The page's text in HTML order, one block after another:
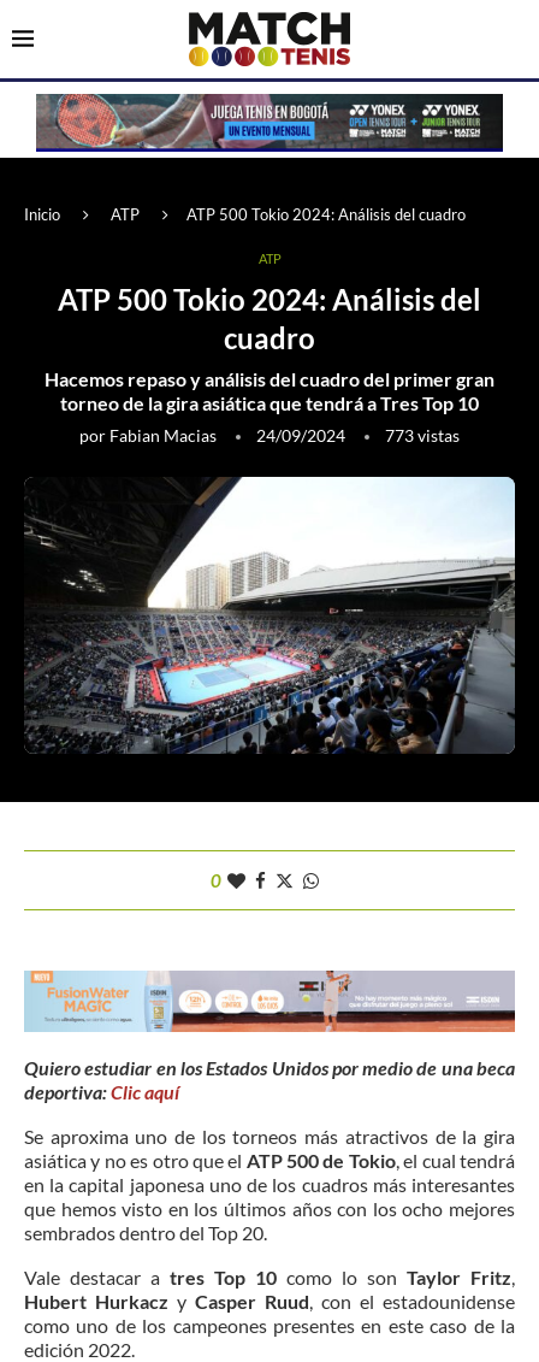
Inicio ATP ATP 500 Tokio 2024: Análisis del cuadro
ATP
ATP 500 Tokio 2024: Análisis del
cuadro
Hacemos repaso y análisis del cuadro del primer gran
torneo de la gira asiática que tendrá a Tres Top 10
por Fabian Macias 24/09/2024 773vistas
0
Quiero estudiar en los Estados Unidos por medio de una beca
deportiva:Clic aquí
Se aproxima uno de los torneos más atractivos de la gira
asiática y no es otro que el ATP 500 de Tokio, el cual tendrá
en la capital japonesa uno de los cuadros más interesantes
que hemos visto en los últimos años con los ocho mejores
sembrados dentro del Top 20.
Vale destacar a tres Top 10 como lo son Taylor Fritz
Hubert Hurkacz y Casper Ruud , con el estadounidense
como uno de los campeones presentes en este caso de la
edición 2022.